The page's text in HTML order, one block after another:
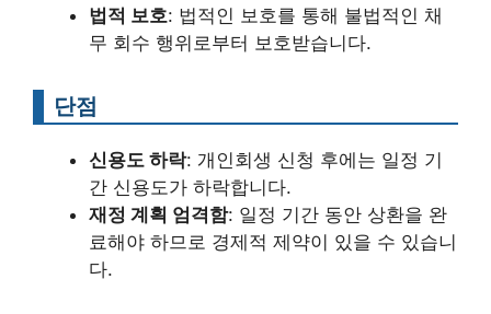
법적 보호: 법적인 보호를 통해 불법적인 채
무 회수 행위로부터 보호받습니다.
단점
신용도 하락: 개인회생 신청 후에는 일정 기
간 신용도가 하락합니다.
재정 계획 엄격함: 일정 기간 동안 상환을 완
료해야 하므로 경제적 제약이 있을 수 있습니
다.